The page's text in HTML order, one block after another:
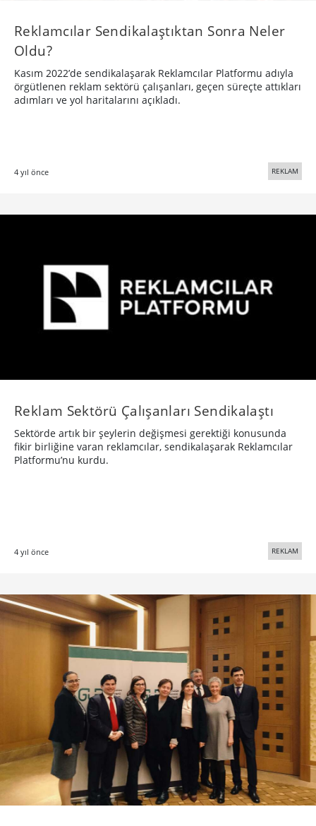
Reklamcılar Sendikalaştıktan Sonra Neler
Oldu?
Kasım 2022’de sendikalaşarak Reklamcılar Platformu adıyla
örgütlenen reklam sektörü çalışanları, geçen süreçte attıkları
adımları ve yol haritalarını açıkladı.
4 yıl önce REKLAM
Reklam Sektörü Çalışanları Sendikalaştı
Sektörde artık bir şeylerin değişmesi gerektiği konusunda
fikir birliğine varan reklamcılar, sendikalaşarak Reklamcılar
Platformu’nu kurdu.
4 yıl önce REKLAM